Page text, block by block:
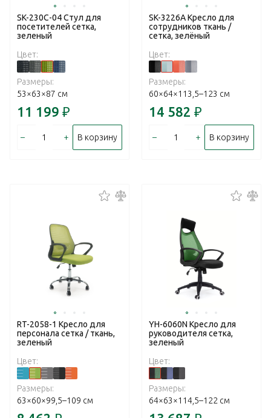
SK-230C-04 Стул для
посетителей сетка,
зеленый
Цвет:
Размеры:
53×63×87 см
11 199 ₽
– + В корзину
SK-3226A Кресло для
сотрудников ткань /
сетка, зелёный
Цвет:
Размеры:
60×64×113,5–123 см
14 582 ₽
– + В корзину
RT-2058-1 Кресло для
персонала сетка / ткань,
зеленый
Цвет:
Размеры:
63×60×99,5–109 см
YH-6060N Кресло для
руководителя сетка,
зеленый
Цвет:
Размеры:
64×63×114,5–122 см